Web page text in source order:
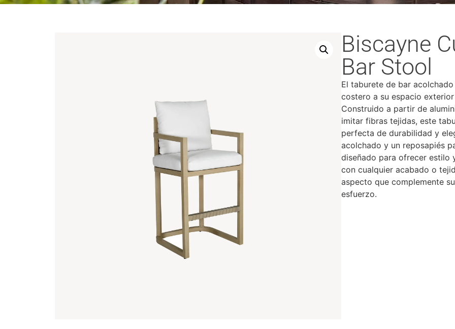
Biscayne
Bar Stool
El taburete de bar
costero a su espacio
Construido a partir de
imitar fibras tejidas, este
perfecta de durabilidad y
acolchado y un reposapiés
diseñado para ofrecer estilo
con cualquier acabado o
aspecto que complemente
esfuerzo.